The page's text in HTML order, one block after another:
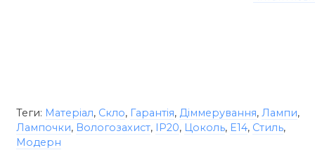
Теги: Матеріал, Скло, Гарантія, Діммерування, Лампи,
Лампочки, Вологозахист, IP20, Цоколь, E14, Стиль,
Модерн